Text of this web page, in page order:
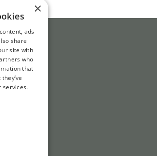
×
ads
share
site with
who
that
services.